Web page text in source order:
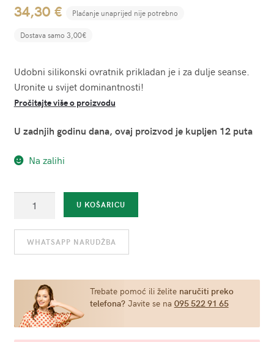
34,30 € Plaćanje unaprijed nije potrebno
Dostava samo 3,00€
Udobni silikonski ovratnik prikladan je i za dulje seanse.
Uronite u svijet dominantnosti!
Pročitajte više o proizvodu
U zadnjih godinu dana, ovaj proizvod je kupljen 12 puta
Na zalihi
ovratnik
i
povodac
please
količina
U KOŠARICU
WHATSAPP NARUDŽBA
Trebate pomoć ili želite naručiti preko
telefona?Javite se na 095 522 91 65